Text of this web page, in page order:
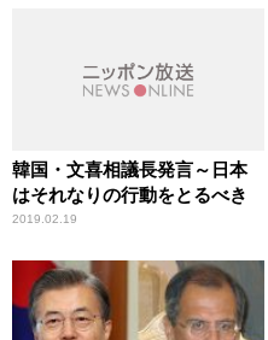
韓国・文喜相議長発言～日本
はそれなりの行動をとるべき
2019.02.19